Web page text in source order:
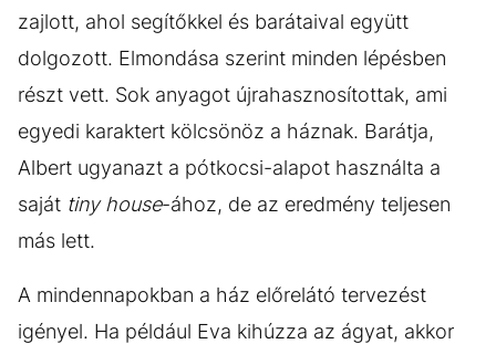
zajlott, ahol segítőkkel és barátaival együtt
dolgozott. Elmondása szerint minden lépésben
részt vett. Sok anyagot újrahasznosítottak, ami
egyedi karaktert kölcsönöz a háznak. Barátja,
Albert ugyanazt a pótkocsi-alapot használta a
saját tiny house-ához, de az eredmény teljesen
más lett.
A mindennapokban a ház előrelátó tervezést
igényel. Ha például Eva kihúzza az ágyat, akkor